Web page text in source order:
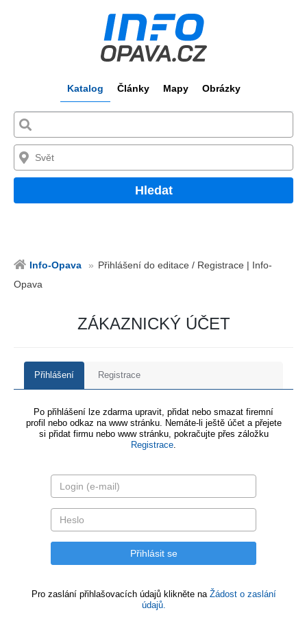
Katalog Články Mapy Obrázky
Hledat
Info-Opava
Přihlášení do editace / Registrace | Info-
Opava
ZÁKAZNICKÝ ÚČET
Přihlášení Registrace
Po přihlášení lze zdarma upravit, přidat nebo smazat firemní
profil nebo odkaz na www stránku. Nemáte-li ještě účet a přejete
si přidat firmu nebo www stránku, pokračujte přes záložku
Registrace.
Pro zaslání přihlašovacích údajů klikněte na Žádost o zaslání
údajů.